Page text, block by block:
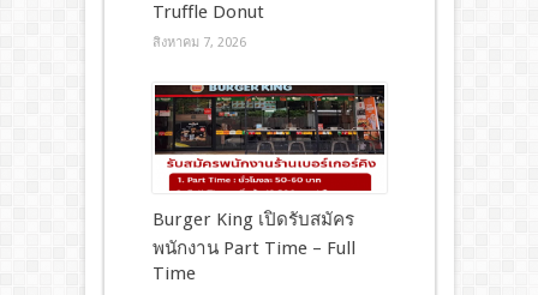
Truffle Donut
สิงหาคม 7, 2026
Burger King เปิดรับสมัคร
พนักงาน Part Time – Full
Time